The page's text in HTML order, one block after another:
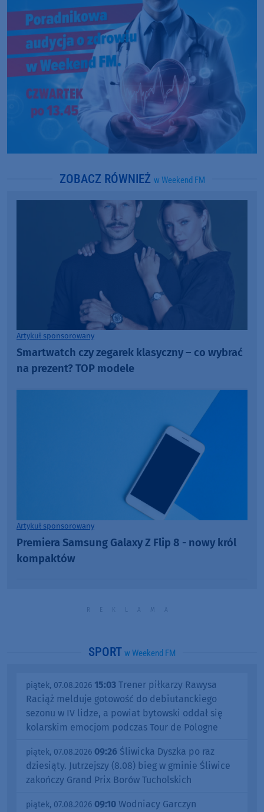
ZOBACZ RÓWNIEŻ w Weekend FM
Artykuł sponsorowany
Smartwatch czy zegarek klasyczny – co wybrać
na prezent? TOP modele
Artykuł sponsorowany
Premiera Samsung Galaxy Z Flip 8 - nowy król
kompaktów
SPORT w Weekend FM
piątek, 07.08.2026 15:03 Trener piłkarzy Rawysa
Raciąż melduje gotowość do debiutanckiego
sezonu w IV lidze, a powiat bytowski oddał się
kolarskim emocjom podczas Tour de Pologne
piątek, 07.08.2026 09:26 Śliwicka Dyszka po raz
dziesiąty. Jutrzejszy (8.08) bieg w gminie Śliwice
zakończy Grand Prix Borów Tucholskich
piątek, 07.08.2026 09:10 Wodniacy Garczyn